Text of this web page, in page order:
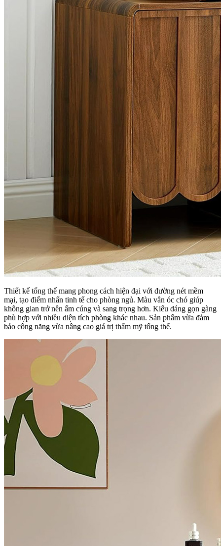
Thiết kế tổng thể mang phong cách hiện đại với đường nét mềm
mại, tạo điểm nhấn tinh tế cho phòng ngủ. Màu vân óc chó giúp
không gian trở nên ấm cúng và sang trọng hơn. Kiểu dáng gọn gàng
phù hợp với nhiều diện tích phòng khác nhau. Sản phẩm vừa đảm
bảo công năng vừa nâng cao giá trị thẩm mỹ tổng thể.